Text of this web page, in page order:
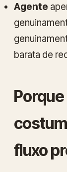
Agente
barata de
fluxo